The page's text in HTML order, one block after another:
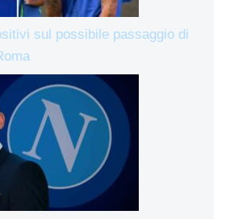
sul possibile passaggio di